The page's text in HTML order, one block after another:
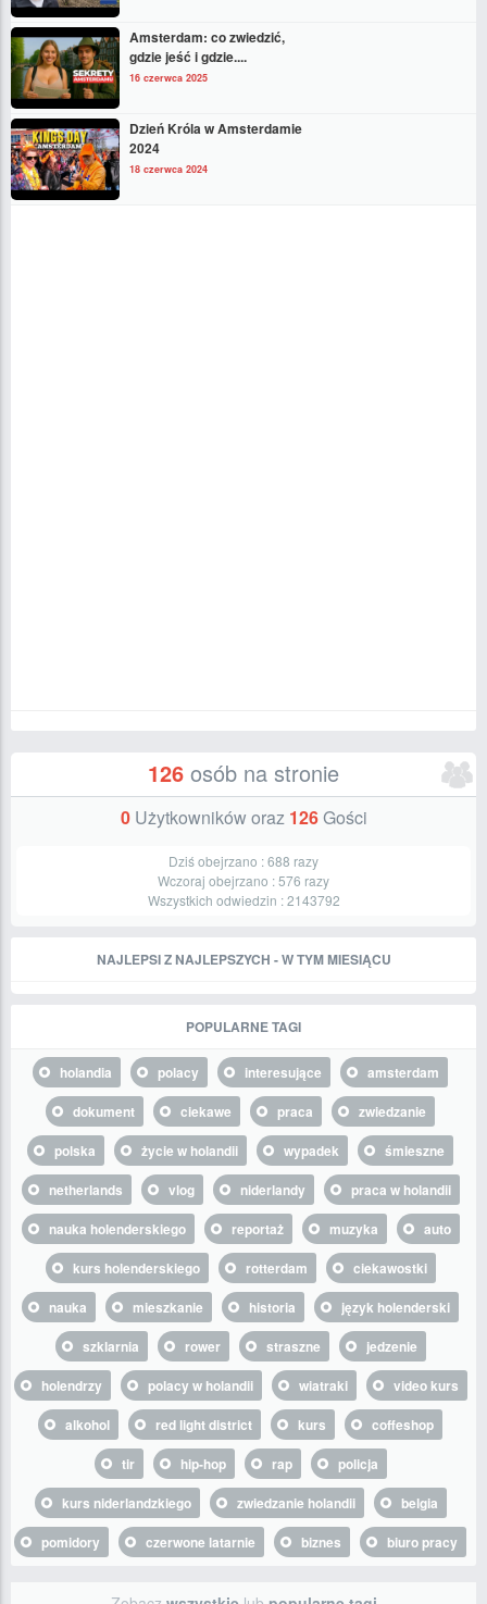
Amsterdam: co zwiedzić,
gdzie jeść i gdzie....
16 czerwca 2025
Dzień Króla w Amsterdamie
2024
18 czerwca 2024
126 osób na stronie
0Użytkowników oraz 126Gości
Dziś obejrzano :688 razy
Wczoraj obejrzano :576 razy
Wszystkich odwiedzin :2143792
NAJLEPSI Z NAJLEPSZYCH - W TYM MIESIĄCU
POPULARNE TAGI
holandia polacy interesujące
amsterdam
dokument
ciekawe praca
zwiedzanie
polska
życie w holandii wypadek
śmieszne
netherlands
vlog niderlandy
praca w holandii
nauka holenderskiego
reportaż muzyka
auto
kurs holenderskiego
rotterdam
ciekawostki
nauka
mieszkanie historia
język holenderski
szklarnia
rower straszne
jedzenie
holendrzy
polacy w holandii wiatraki
video kurs
alkohol
red light district kurs
coffeshop
tir
hip-hop rap
policja
kurs niderlandzkiego
zwiedzanie holandii
belgia
pomidory
czerwone latarnie biznes biuro pracy